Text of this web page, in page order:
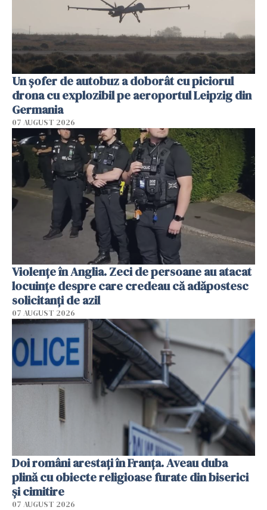
Un șofer de autobuz a doborât cu piciorul
drona cu explozibil pe aeroportul Leipzig din
Germania
07 AUGUST 2026
Violenţe în Anglia. Zeci de persoane au atacat
locuinţe despre care credeau că adăpostesc
solicitanţi de azil
07 AUGUST 2026
Doi români arestați în Franța. Aveau duba
plină cu obiecte religioase furate din biserici
și cimitire
07 AUGUST 2026